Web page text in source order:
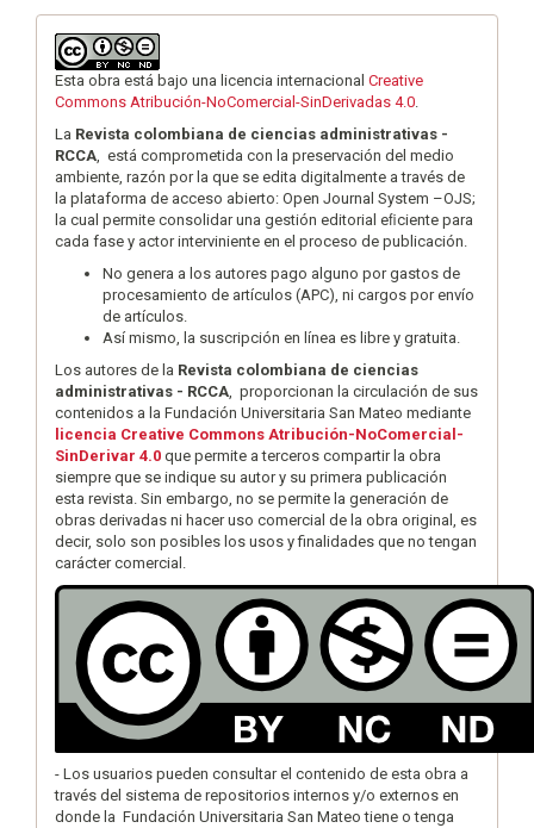
Esta obra está bajo una licencia internacional Creative
Commons Atribución-NoComercial-SinDerivadas 4.0.
La Revista colombiana de ciencias administrativas -
RCCA, está comprometida con la preservación del medio
ambiente, razón por la que se edita digitalmente a través de
la plataforma de acceso abierto: Open Journal System –OJS;
la cual permite consolidar una gestión editorial eﬁciente para
cada fase y actor interviniente en el proceso de publicación.
No genera a los autores pago alguno por gastos de
procesamiento de artículos (APC), ni cargos por envío
de artículos.
Así mismo, la suscripción en línea es libre y gratuita.
Los autores de la Revista colombiana de ciencias
administrativas - RCCA, proporcionan la circulación de sus
contenidos a la Fundación Universitaria San Mateo mediante
licencia Creative Commons Atribución-NoComercial-
SinDerivar 4.0 que permite a terceros compartir la obra
siempre que se indique su autor y su primera publicación
esta revista. Sin embargo, no se permite la generación de
obras derivadas ni hacer uso comercial de la obra original, es
decir, solo son posibles los usos y finalidades que no tengan
carácter comercial.
- Los usuarios pueden consultar el contenido de esta obra a
través del sistema de repositorios internos y/o externos en
donde la Fundación Universitaria San Mateo tiene o tenga